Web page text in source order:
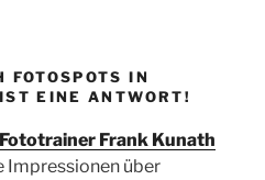
FOTOSPOTS IN
EINE ANTWORT!
Fototrainer Frank Kunath
Impressionen über